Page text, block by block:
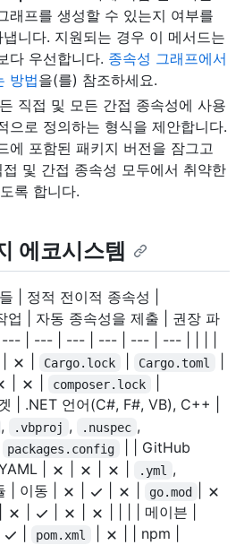
래프를 생성할 수 있는지 여부를
니다. 지원되는 경우 이 메서드는
다 우선합니다. 종속성 그래프에서
방법을(를) 참조하세요.
직접 및 모든 간접 종속성에 사용
으로 정의하는 형식을 제안합니다.
에 포함된 패키지 버전을 잠그고
및 간접 종속성 모두에서 취약한
록 합니다.
에코시스템
| 정적 전이적 종속성 |
업 | 자동 종속성을 제출 | 권장 파
--- | --- | --- | --- | --- | --- | | | |
Cargo.lock Cargo.toml
composer.lock
| .NET 언어(C#, F#, VB), C++ |
, .vbproj , .nuspec ,
packages.config
| | GitHub
|
.yml ,
| 이동 | go.mod
| | | | 메이븐 |
pom.xml
| | npm |